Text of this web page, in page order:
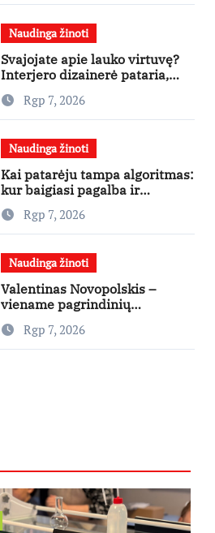
Naudinga žinoti
Svajojate apie lauko virtuvę?
Interjero dizainerė pataria,
nuo ko pradėti
Rgp 7, 2026
Naudinga žinoti
Kai patarėju tampa algoritmas:
kur baigiasi pagalba ir
prasideda reklama?
Rgp 7, 2026
Naudinga žinoti
Valentinas Novopolskis –
viename pagrindinių
vaidmenų penkių šalių filme
„Nugalėtoja“: Lietuvos kino
teatruose – nuo rugpjūčio 7-
Rgp 7, 2026